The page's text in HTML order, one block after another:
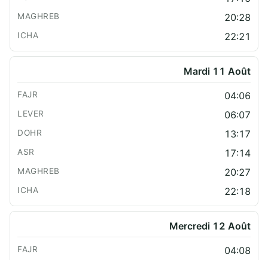
20:28
22:21
Mardi 11 Août
04:06
06:07
13:17
17:14
20:27
22:18
Mercredi 12 Août
04:08